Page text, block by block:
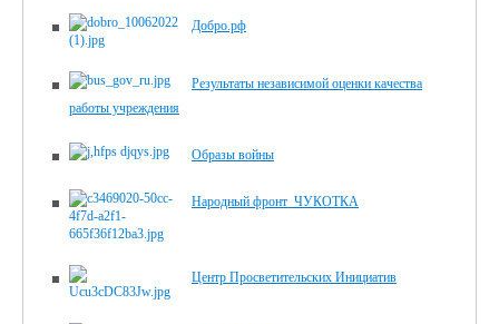
Добро.рф
Результаты независимой оценки качества
работы учреждения
Образы войны
Народный фронт_ЧУКОТКА
Центр Просветительских Инициатив